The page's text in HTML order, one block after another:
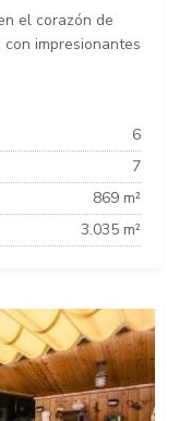
el corazón de
impresionantes
6
7
869 m²
3.035 m²